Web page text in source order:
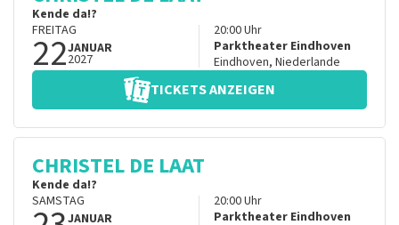
Kende da!?
FREITAG
22JANUAR
2027
20:00Uhr
Parktheater Eindhoven
Eindhoven, Niederlande
TICKETS ANZEIGEN
CHRISTEL DE LAAT
Kende da!?
SAMSTAG
JANUAR
20:00Uhr
Parktheater Eindhoven